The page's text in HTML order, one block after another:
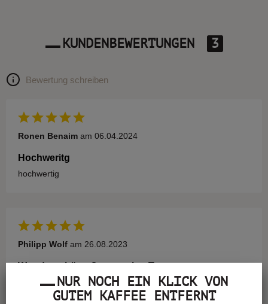
KUNDENBEWERTUNGEN 3
Bewertung schreiben
Ronen Benaim am 06.04.2024
Hochweritg
hochwertig
Philipp Wolf am 26.08.2023
Wunderschöne Cappuccino Tasse
Wunderschöne Cappuccino Tasse in Top Qualität. Kann man
nur weiter empfehlen!
NUR NOCH EIN KLICK VON
GUTEM KAFFEE ENTFERNT